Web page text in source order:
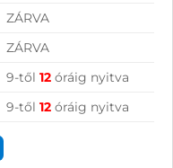
Brother MFC-
L2922DW mono
multifunkciós
ZÁRVA
ZÁRVA
9-től12 óráig nyitva
9-től12 óráig nyitva